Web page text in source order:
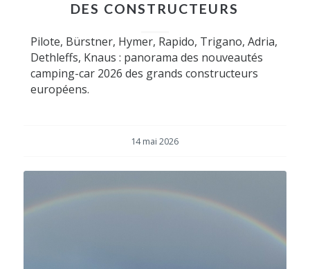
DES CONSTRUCTEURS
Pilote, Bürstner, Hymer, Rapido, Trigano, Adria,
Dethleffs, Knaus : panorama des nouveautés
camping-car 2026 des grands constructeurs
européens.
14 mai 2026